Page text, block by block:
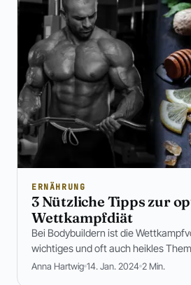
ERNÄHRUNG
3 Nützliche Tipps zur
Wettkampfdiät
Bei Bodybuildern ist die
wichtiges und oft auch heikles
Anna Hartwig 14. Jan. 2024 2 Min.